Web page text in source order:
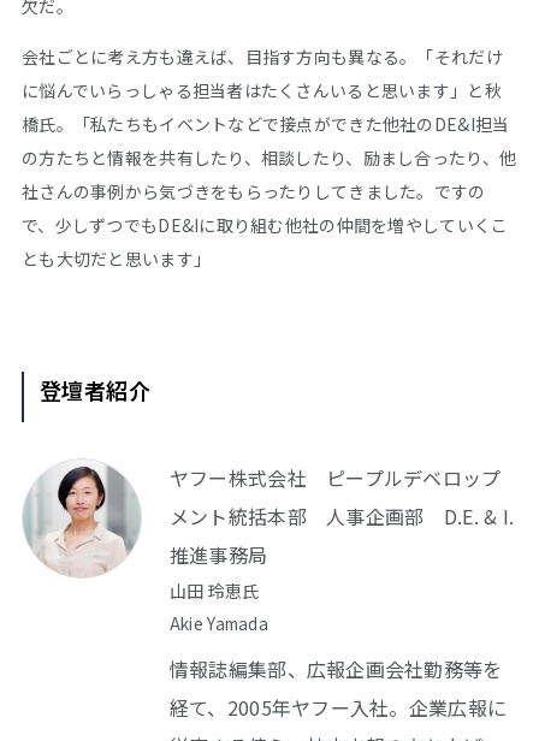
欠だ。
会社ごとに考え方も違えば、目指す方向も異なる。「それだけ
に悩んでいらっしゃる担当者はたくさんいると思います」と秋
橋氏。「私たちもイベントなどで接点ができた他社のDE&I担当
の方たちと情報を共有したり、相談したり、励まし合ったり、他
社さんの事例から気づきをもらったりしてきました。ですの
で、少しずつでもDE&Iに取り組む他社の仲間を増やしていくこ
とも大切だと思います」
登壇者紹介
ヤフー株式会社 ピープルデベロップ
メント統括本部 人事企画部 D.E. & I.
推進事務局
山田 玲恵氏
Akie Yamada
情報誌編集部、広報企画会社勤務等を
経て、2005年ヤフー入社。企業広報に